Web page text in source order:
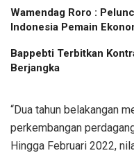
Wamendag Roro :
Indonesia Pemain
Bappebti Terbitkan
Berjangka
“Dua tahun belakangan
perkembangan
Hingga Februari 2022,